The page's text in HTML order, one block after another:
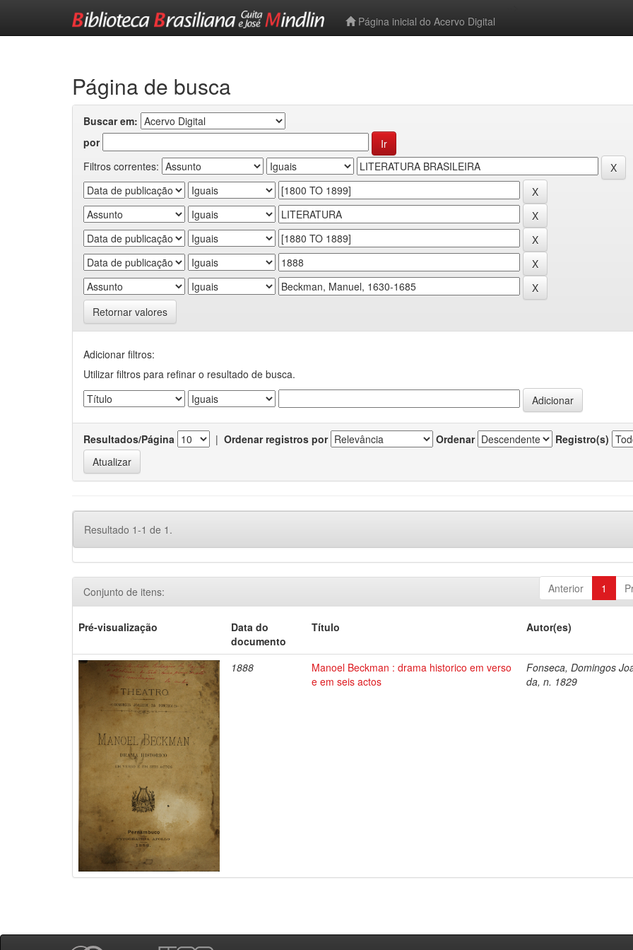
Página inicial do Acervo Digital
Página de busca
Buscar em:
por
Filtros correntes:
Retornar valores
Adicionar filtros:
Utilizar filtros para refinar o resultado de busca.
Resultados/Página | Ordenar registros por Ordenar Registro(s)
Resultado 1-1 de 1.
Anterior 1
Conjunto de itens:
Pré-visualização
Data do
documento
Título Autor(es)
1888
Manoel Beckman : drama historico em verso
e em seis actos
Fonseca, Domingos
da, n. 1829